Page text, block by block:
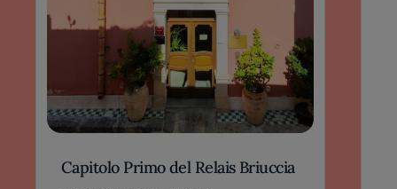
Capitolo Primo del Relais Briuccia